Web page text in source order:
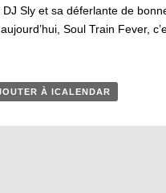
DJ Sly et sa déferlante de
Soul Train Fever,
À ICALENDAR